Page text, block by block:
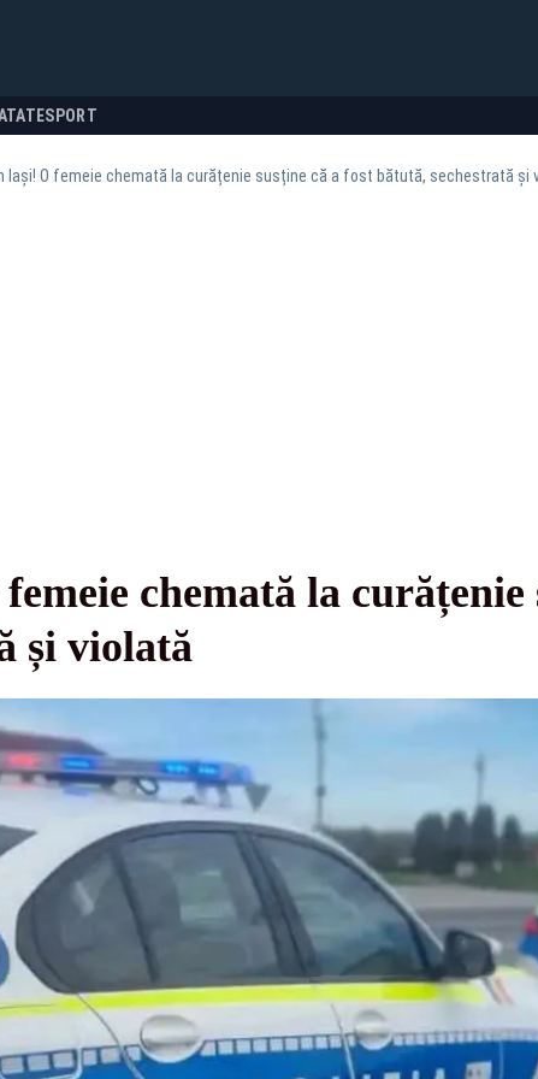
SPORT
Iași! O femeie chemată la curățenie susține că a fost bătută, sechestrată și
chemată la curățenie
și violată